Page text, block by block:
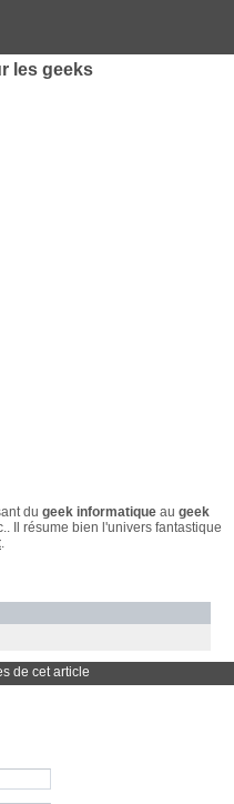
les geeks
du geek informatique au geek
Il résume bien l'univers fantastique
.
de cet article